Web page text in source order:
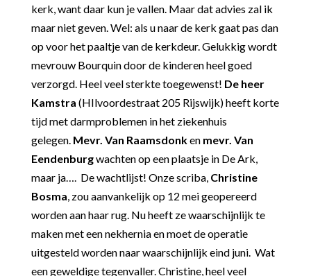
kerk, want daar kun je vallen. Maar dat advies zal ik
maar niet geven. Wel: als u naar de kerk gaat pas dan
op voor het paaltje van de kerkdeur. Gelukkig wordt
mevrouw Bourquin door de kinderen heel goed
verzorgd. Heel veel sterkte toegewenst! De heer
Kamstra (HIlvoordestraat 205 Rijswijk) heeft korte
tijd met darmproblemen in het ziekenhuis
gelegen. Mevr. Van Raamsdonken mevr. Van
Eendenburgwachtenop een plaatsje in De Ark,
maar ja…. De wachtlijst! Onze scriba, Christine
Bosma, zou aanvankelijk op 12 mei geopereerd
worden aan haar rug. Nu heeft ze waarschijnlijk te
maken met een nekhernia en moet de operatie
uitgesteld worden naar waarschijnlijk eind juni. Wat
een geweldige tegenvaller. Christine, heel veel